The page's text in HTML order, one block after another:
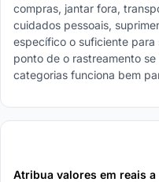
compras, jantar fora,
cuidados pessoais,
específico o suficiente para
ponto de o rastreamento
categorias funciona bem
Atribua valores em reais a